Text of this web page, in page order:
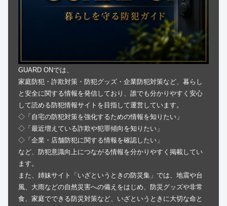
GUARD ONでは、
家庭防犯・詐欺対策・防犯グッズ・企業防犯対策など、暮らし
と安全に関する情報を発信しており、誰でも分かりやすく安心
して読める防犯情報サイトを目指して運営しています。
◇「自宅の防犯対策を強化するための情報を知りたい」
◇「最近増えている詐欺や犯罪傾向を知りたい」
◇「企業・店舗防犯に関する情報を確認したい」
など、防犯意識向上につながる情報を分かりやすく掲載してい
ます。
また、姉妹サイト「いざというときの防災集」では、地震や台
風、大雨などの自然災害への備えをはじめ、防災グッズや非常
食、家庭でできる防災対策など、いざというときに大切な命と